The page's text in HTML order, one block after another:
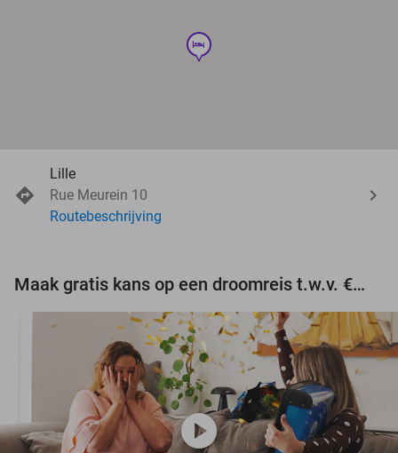
hotel
Lille
Rue Meurein 10
Routebeschrijving
Maak gratis kans op een droomreis t.w.v. €3.000!
play_circle